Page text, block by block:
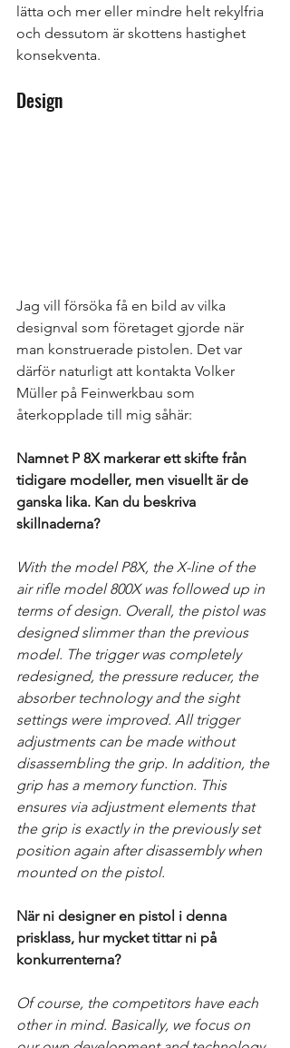
lätta och mer eller mindre helt rekylfria
och dessutom är skottens hastighet
konsekventa.
Design
Jag vill försöka få en bild av vilka
designval som företaget gjorde när
man konstruerade pistolen. Det var
därför naturligt att kontakta Volker
Müller på Feinwerkbau som
återkopplade till mig såhär:
Namnet P 8X markerar ett skifte från
tidigare modeller, men visuellt är de
ganska lika. Kan du beskriva
skillnaderna?
With the model P8X, the X-line of the
air rifle model 800X was followed up in
terms of design. Overall, the pistol was
designed slimmer than the previous
model. The trigger was completely
redesigned, the pressure reducer, the
absorber technology and the sight
settings were improved. All trigger
adjustments can be made without
disassembling the grip. In addition, the
grip has a memory function. This
ensures via adjustment elements that
the grip is exactly in the previously set
position again after disassembly when
mounted on the pistol.
När ni designer en pistol i denna
prisklass, hur mycket tittar ni på
konkurrenterna?
Of course, the competitors have each
other in mind. Basically, we focus on